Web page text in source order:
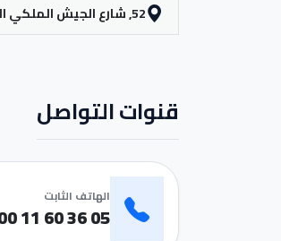
52, شارع الجيش الملكي الناظور
قنوات التواصل
الهاتف الثابت
05 36 60 11 00